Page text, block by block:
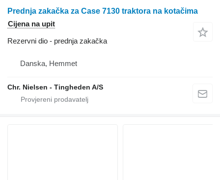
Prednja zakačka za Case 7130 traktora na kotačima
Cijena na upit
Rezervni dio - prednja zakačka
Danska, Hemmet
Chr. Nielsen - Tingheden A/S